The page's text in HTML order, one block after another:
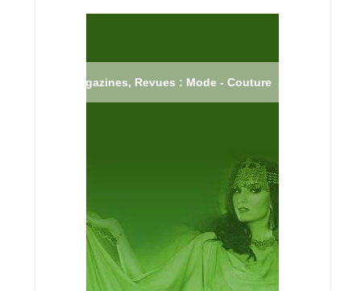
Magazines, Revues : Mode - Couture